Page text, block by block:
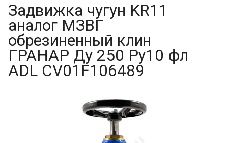
Задвижка чугун KR11
аналог МЗВГ
обрезиненный клин
ГРАНАР Ду 250 Ру10 фл
ADL CV01F106489